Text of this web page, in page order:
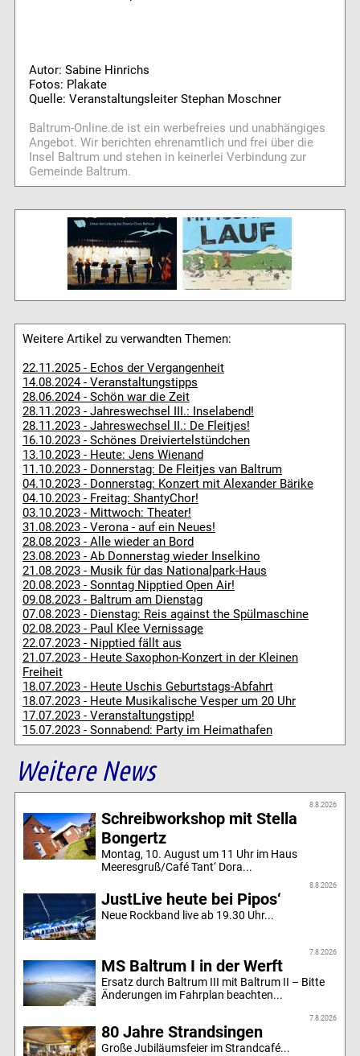
Autor: Sabine Hinrichs
Fotos: Plakate
Quelle: Veranstaltungsleiter Stephan Moschner
Baltrum-Online.de ist ein werbefreies und unabhängiges
Angebot. Wir berichten ehrenamtlich und frei über die
Insel Baltrum und stehen in keinerlei Verbindung zur
Gemeinde Baltrum.
Weitere Artikel zu verwandten Themen:
22.11.2025 - Echos der Vergangenheit
14.08.2024 - Veranstaltungstipps
28.06.2024 - Schön war die Zeit
28.11.2023 - Jahreswechsel III.: Inselabend!
28.11.2023 - Jahreswechsel II.: De Fleitjes!
16.10.2023 - Schönes Dreiviertelstündchen
13.10.2023 - Heute: Jens Wienand
11.10.2023 - Donnerstag: De Fleitjes van Baltrum
04.10.2023 - Donnerstag: Konzert mit Alexander Bärike
04.10.2023 - Freitag: ShantyChor!
03.10.2023 - Mittwoch: Theater!
31.08.2023 - Verona - auf ein Neues!
28.08.2023 - Alle wieder an Bord
23.08.2023 - Ab Donnerstag wieder Inselkino
21.08.2023 - Musik für das Nationalpark-Haus
20.08.2023 - Sonntag Nipptied Open Air!
09.08.2023 - Baltrum am Dienstag
07.08.2023 - Dienstag: Reis against the Spülmaschine
02.08.2023 - Paul Klee Vernissage
22.07.2023 - Nipptied fällt aus
21.07.2023 - Heute Saxophon-Konzert in der Kleinen
Freiheit
18.07.2023 - Heute Uschis Geburtstags-Abfahrt
18.07.2023 - Heute Musikalische Vesper um 20 Uhr
17.07.2023 - Veranstaltungstipp!
15.07.2023 - Sonnabend: Party im Heimathafen
Weitere News
8.8.2026
Schreibworkshop mit Stella
Bongertz
Montag, 10. August um 11 Uhr im Haus
Meeresgruß/Café Tant‘ Dora...
8.8.2026
JustLive heute bei Pipos‘
Neue Rockband live ab 19.30 Uhr...
7.8.2026
MS Baltrum I in der Werft
Ersatz durch Baltrum III mit Baltrum II – Bitte
Änderungen im Fahrplan beachten...
7.8.2026
80 Jahre Strandsingen
Große Jubiläumsfeier im Strandcafé...